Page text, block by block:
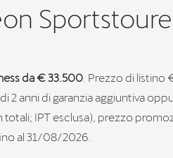
da € 33.500 . Prezzo di
2 anni di garanzia aggiuntiva
IPT esclusa), prezzo
al 31/08/2026.